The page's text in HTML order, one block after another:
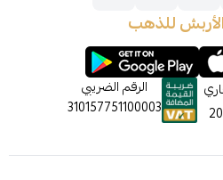
للذهب
الرقم الضريبي
310157751100003